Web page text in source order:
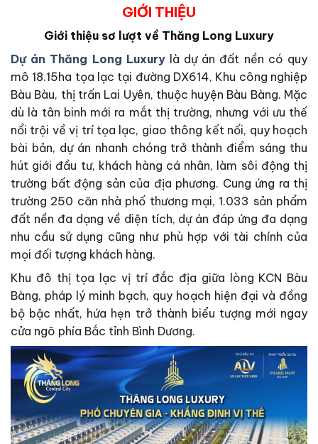
GIỚI THIỆU
Giới thiệu sơ lượt về Thăng Long Luxury
Dự án Thăng Long Luxurylà dự án đất nền có quy
mô 18.15ha tọa lạc tại đường DX614, Khu công nghiệp
Bàu Bàu, thị trấn Lai Uyên, thuộc huyện Bàu Bàng. Mặc
dù là tân binh mới ra mắt thị trường, nhưng với ưu thế
nổi trội về vị trí tọa lạc, giao thông kết nối, quy hoạch
bài bản, dự án nhanh chóng trở thành điểm sáng thu
hút giới đầu tư, khách hàng cá nhân, làm sôi động thị
trường bất động sản của địa phương. Cung ứng ra thị
trường 250 căn nhà phố thương mại, 1.033 sản phẩm
đất nền đa dạng về diện tích, dự án đáp ứng đa dạng
nhu cầu sử dụng cũng như phù hợp với tài chính của
mọi đối tượng khách hàng.
Khu đô thị tọa lạc vị trí đắc địa giữa lòng KCN Bàu
Bàng, pháp lý minh bạch, quy hoạch hiện đại và đồng
bộ bậc nhất, hứa hẹn trở thành biểu tượng mới ngay
cửa ngõ phía Bắc tỉnh Bình Dương.